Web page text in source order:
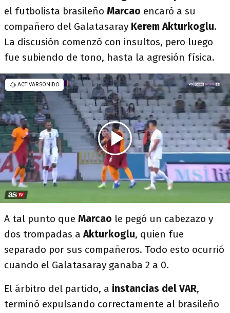
el futbolista brasileño Marcao encaró a su
compañero del Galatasaray Kerem Akturkoglu.
La discusión comenzó con insultos, pero luego
fue subiendo de tono, hasta la agresión física.
A tal punto que Marcao le pegó un cabezazo y
dos trompadas aAkturkoglu, quien fue
separado por sus compañeros. Todo esto ocurrió
cuando el Galatasaray ganaba 2 a 0.
El árbitro del partido, a instancias del VAR,
terminó expulsando correctamente al brasileño